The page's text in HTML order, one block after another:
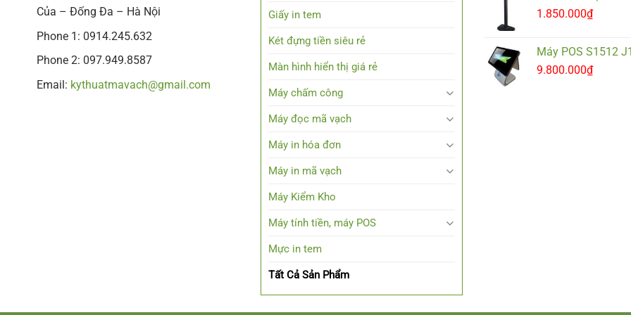
Của – Đống Đa – Hà Nội
Phone 1: 0914.245.632
Phone 2: 097.949.8587
Email: kythuatmavach@gmail.com
Giấy in tem
Két đựng tiền siêu rẻ
Màn hình hiển thị giá rẻ
Máy chấm công
Máy đọc mã vạch
Máy in hóa đơn
Máy in mã vạch
Máy Kiểm Kho
Máy tính tiền, máy POS
Mực in tem
Tất Cả Sản Phẩm
1.850.000₫
Máy POS S1512
9.800.000₫